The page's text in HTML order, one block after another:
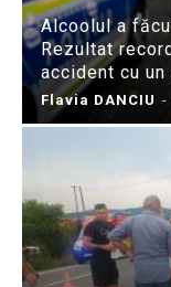
Alcoolul a
Rezultat
accident cu un
Flavia DANCIU -